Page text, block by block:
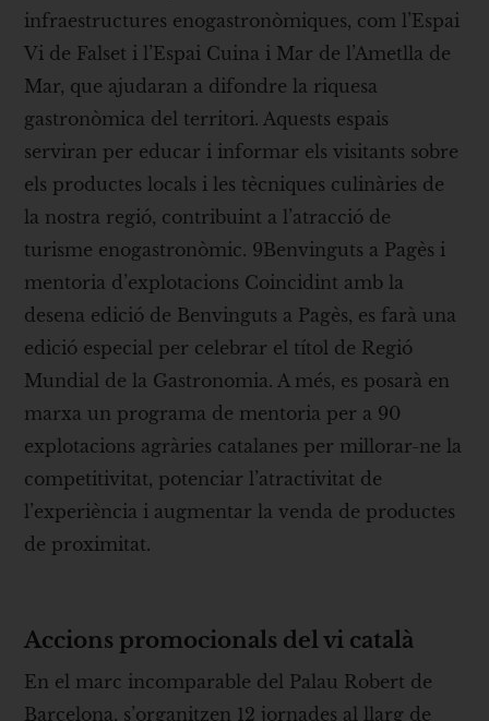
infraestructures enogastronòmiques, com l’Espai
Vi de Falset i l’Espai Cuina i Mar de l’Ametlla de
Mar, que ajudaran a difondre la riquesa
gastronòmica del territori. Aquests espais
serviran per educar i informar els visitants sobre
els productes locals i les tècniques culinàries de
la nostra regió, contribuint a l’atracció de
turisme enogastronòmic. 9Benvinguts a Pagès i
mentoria d’explotacions Coincidint amb la
desena edició de Benvinguts a Pagès, es farà una
edició especial per celebrar el títol de Regió
Mundial de la Gastronomia. A més, es posarà en
marxa un programa de mentoria per a 90
explotacions agràries catalanes per millorar-ne la
competitivitat, potenciar l’atractivitat de
l’experiència i augmentar la venda de productes
de proximitat.
Accions promocionals del vi català
En el marc incomparable del Palau Robert de
Barcelona, s’organitzen 12 jornades al llarg de